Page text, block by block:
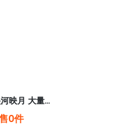
【Relx 5代電子菸主機】央河映月 大量現貨 悅刻5代幻影霧化器單桿 電量顯示
0件